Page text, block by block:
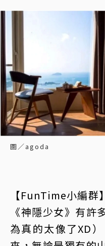
圖／agoda
【FunTime小編群
《神隱少女》有許
為真的太像了XD